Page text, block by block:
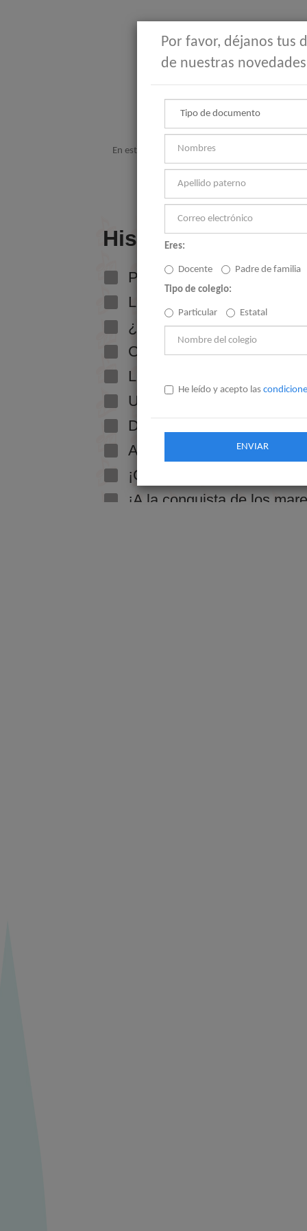
En este tiempo en casa, Santillana pone a
Por favor, déjanos tus
de nuestras
Eres:
Docente
Padre de familia
Tipo de colegio:
Particular Estatal
He leído y acepto las